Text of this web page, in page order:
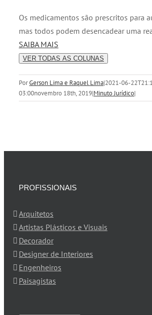
Os medicamentos são prescritos para
mas todos podem desencadear uma
SAIBA MAIS
VER TODAS AS COLUNAS
PorGerson Lima e Raquel Lima|2021-06-
03:00novembro 18th, 2019|Minuto Jurídico|
PROFISSIONAIS
Arquitetos
Artistas Plásticos e Visuais
Decorador
Designer de Interiores
Engenheiros
Paisagistas